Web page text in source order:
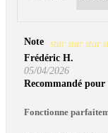
Note star star star
Frédéric H.
05/04/2026
Recommandé pour
Fonctionne